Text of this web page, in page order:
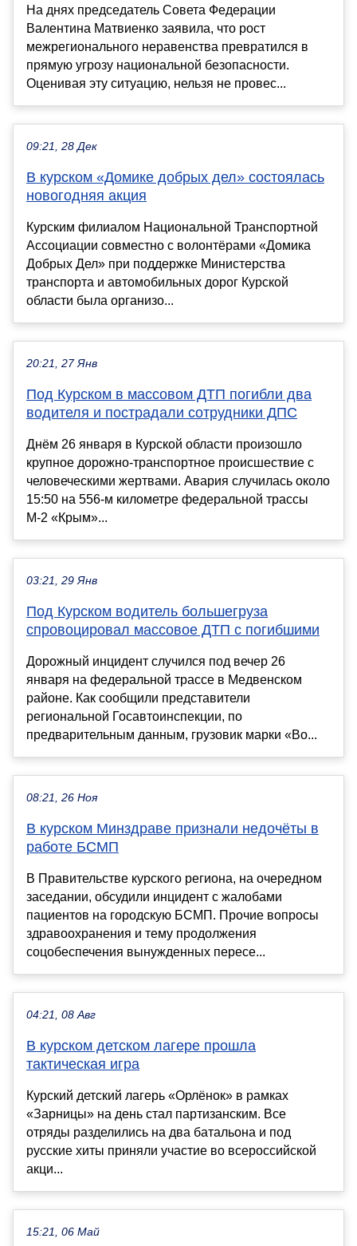
На днях председатель Совета Федерации
Валентина Матвиенко заявила, что рост
межрегионального неравенства превратился в
прямую угрозу национальной безопасности.
Оценивая эту ситуацию, нельзя не провес...
09:21, 28 Дек
В курском «Домике добрых дел» состоялась
новогодняя акция
Курским филиалом Национальной Транспортной
Ассоциации совместно с волонтёрами «Домика
Добрых Дел» при поддержке Министерства
транспорта и автомобильных дорог Курской
области была организо...
20:21, 27 Янв
Под Курском в массовом ДТП погибли два
водителя и пострадали сотрудники ДПС
Днём 26 января в Курской области произошло
крупное дорожно-транспортное происшествие с
человеческими жертвами. Авария случилась около
15:50 на 556-м километре федеральной трассы
М-2 «Крым»...
03:21, 29 Янв
Под Курском водитель большегруза
спровоцировал массовое ДТП с погибшими
Дорожный инцидент случился под вечер 26
января на федеральной трассе в Медвенском
районе. Как сообщили представители
региональной Госавтоинспекции, по
предварительным данным, грузовик марки «Во...
08:21, 26 Ноя
В курском Минздраве признали недочёты в
работе БСМП
В Правительстве курского региона, на очередном
заседании, обсудили инцидент с жалобами
пациентов на городскую БСМП. Прочие вопросы
здравоохранения и тему продолжения
соцобеспечения вынужденных пересе...
04:21, 08 Авг
В курском детском лагере прошла
тактическая игра
Курский детский лагерь «Орлёнок» в рамках
«Зарницы» на день стал партизанским. Все
отряды разделились на два батальона и под
русские хиты приняли участие во всероссийской
акци...
15:21, 06 Май